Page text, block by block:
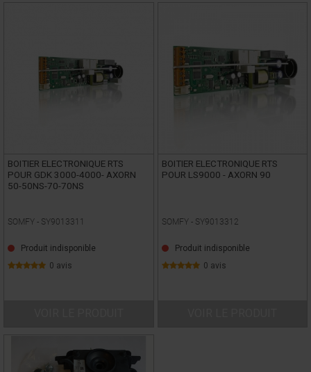
BOITIER ELECTRONIQUE RTS
POUR GDK 3000-4000- AXORN
50-50NS-70-70NS
SOMFY - SY9013311
Produit indisponible
0 avis
BOITIER ELECTRONIQUE RTS
POUR LS9000 - AXORN 90
SOMFY - SY9013312
Produit indisponible
0 avis